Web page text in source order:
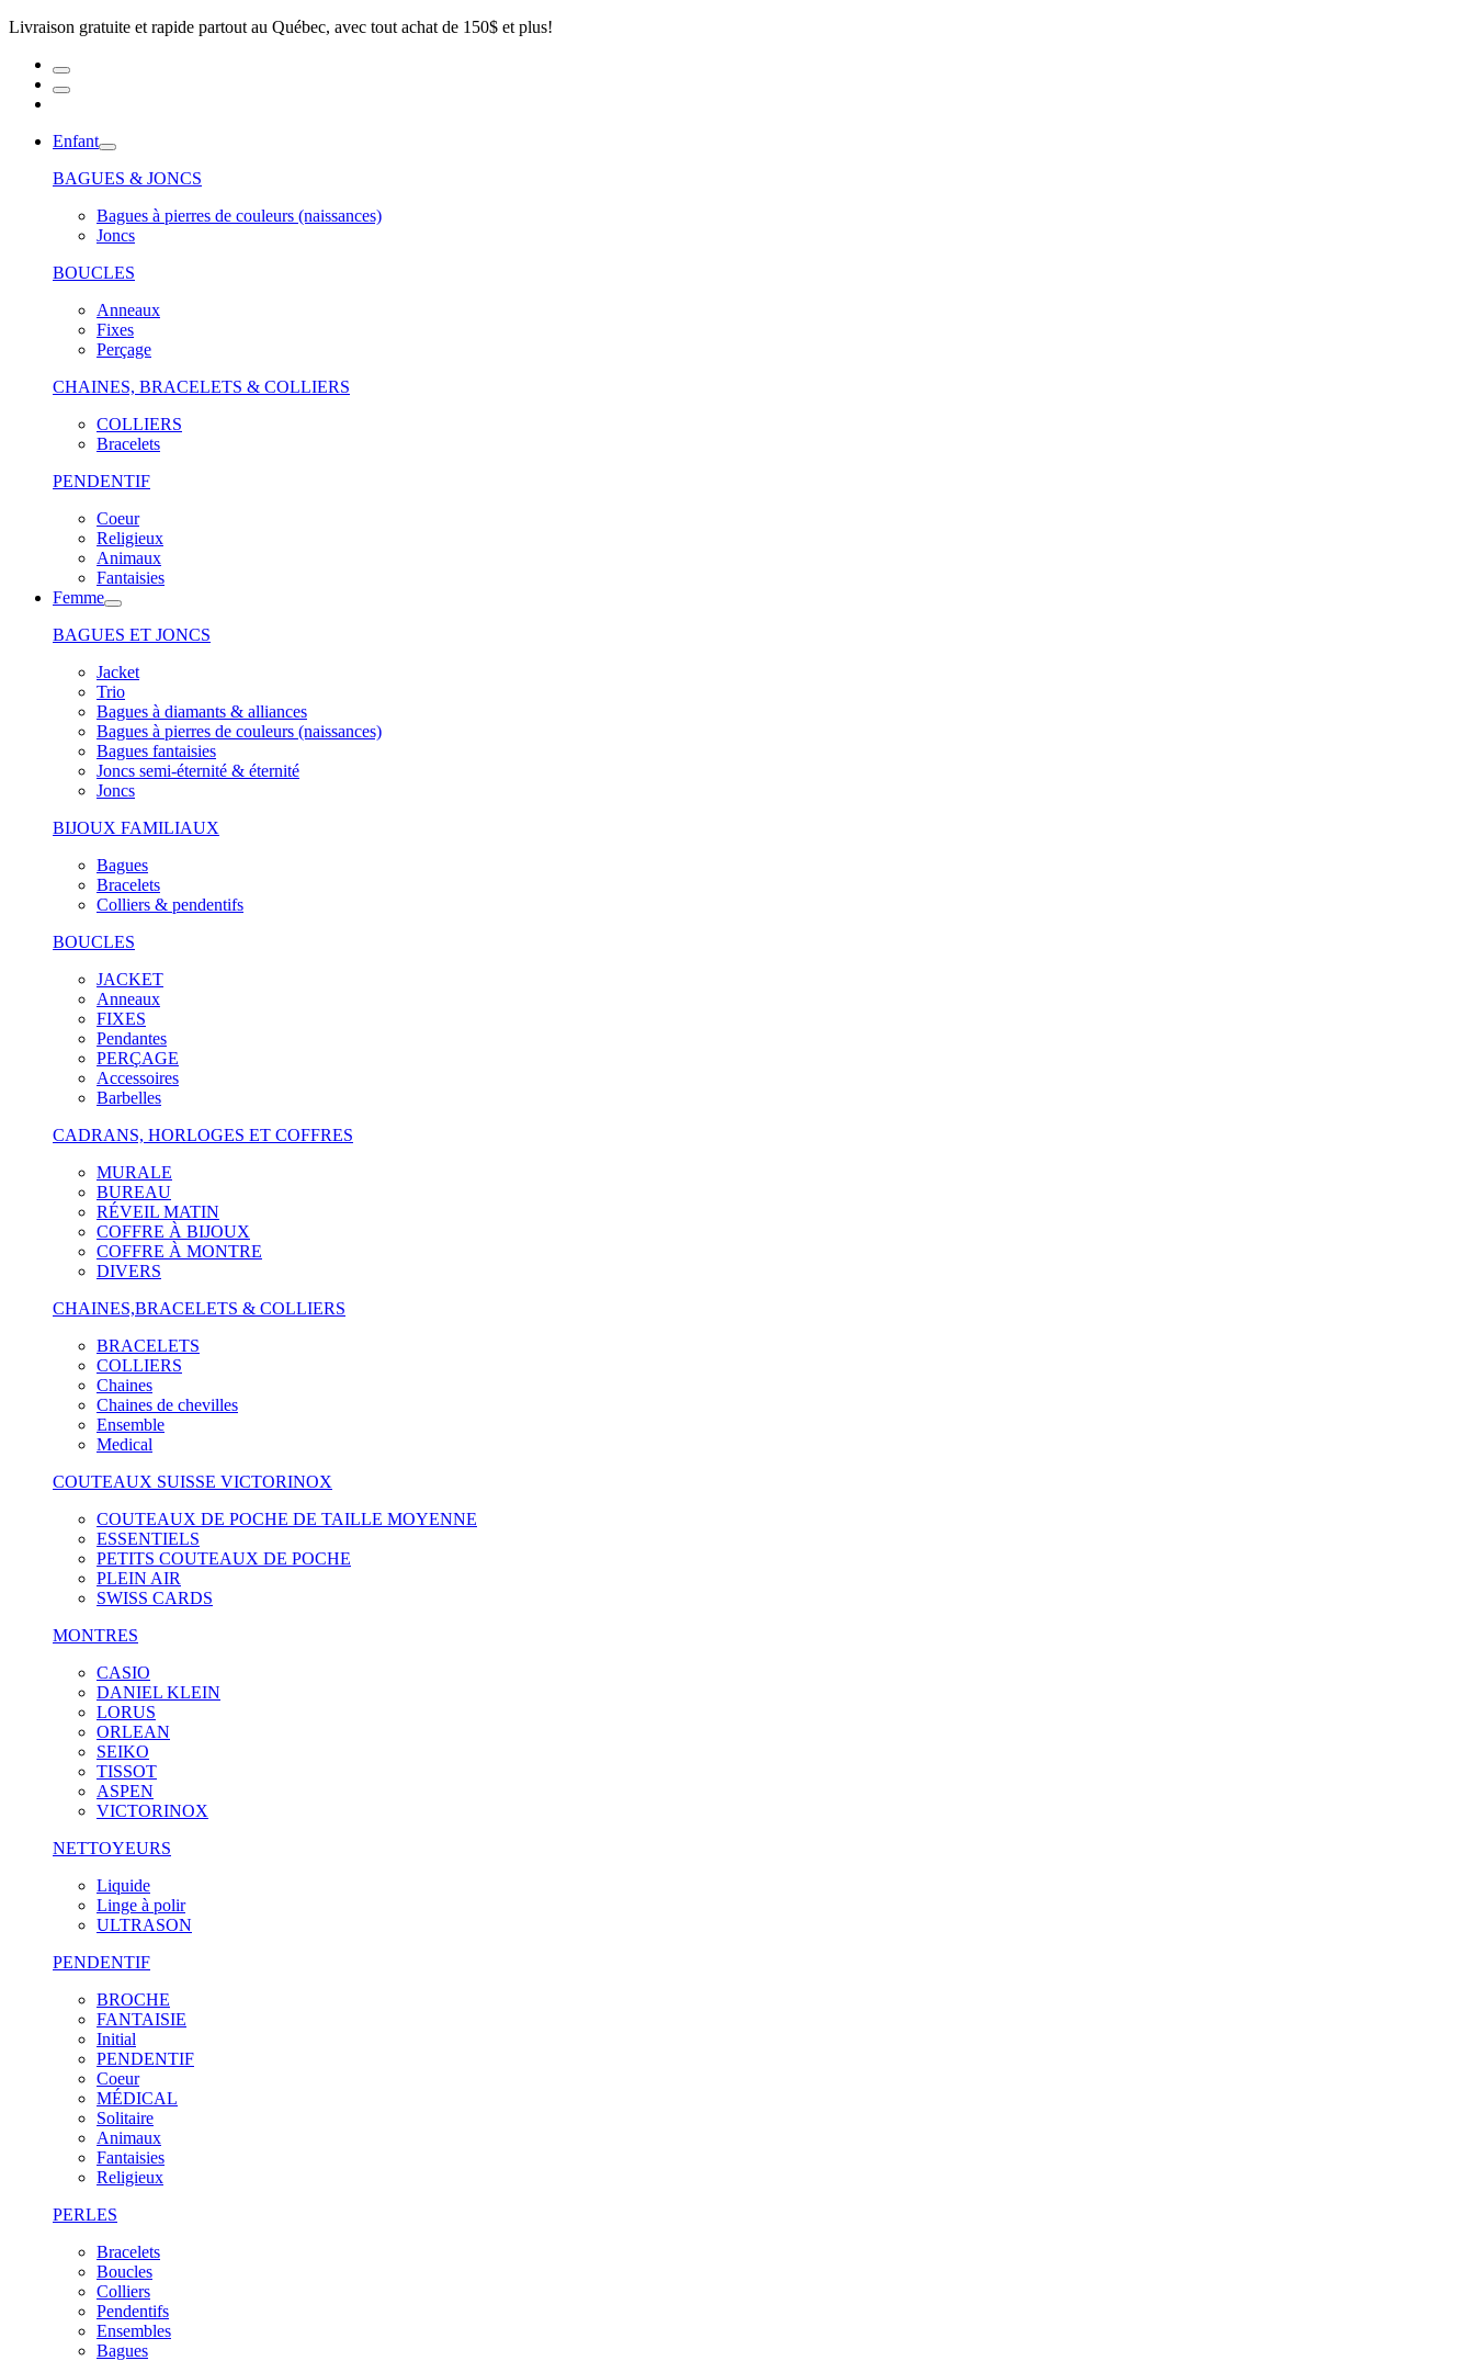
Livraison gratuite et rapide partout au Québec, avec tout achat de 150$ et plus!
Enfant
BAGUES & JONCS
Bagues à pierres de couleurs (naissances)
Joncs
BOUCLES
Anneaux
Fixes
Perçage
CHAINES, BRACELETS & COLLIERS
COLLIERS
Bracelets
PENDENTIF
Coeur
Religieux
Animaux
Fantaisies
Femme
BAGUES ET JONCS
Jacket
Trio
Bagues à diamants & alliances
Bagues à pierres de couleurs (naissances)
Bagues fantaisies
Joncs semi-éternité & éternité
Joncs
BIJOUX FAMILIAUX
Bagues
Bracelets
Colliers & pendentifs
BOUCLES
JACKET
Anneaux
FIXES
Pendantes
PERÇAGE
Accessoires
Barbelles
CADRANS, HORLOGES ET COFFRES
MURALE
BUREAU
RÉVEIL MATIN
COFFRE À BIJOUX
COFFRE À MONTRE
DIVERS
CHAINES,BRACELETS & COLLIERS
BRACELETS
COLLIERS
Chaines
Chaines de chevilles
Ensemble
Medical
COUTEAUX SUISSE VICTORINOX
COUTEAUX DE POCHE DE TAILLE MOYENNE
ESSENTIELS
PETITS COUTEAUX DE POCHE
PLEIN AIR
SWISS CARDS
MONTRES
CASIO
DANIEL KLEIN
LORUS
ORLEAN
SEIKO
TISSOT
ASPEN
VICTORINOX
NETTOYEURS
Liquide
Linge à polir
ULTRASON
PENDENTIF
BROCHE
FANTAISIE
Initial
PENDENTIF
Coeur
MÉDICAL
Solitaire
Animaux
Fantaisies
Religieux
PERLES
Bracelets
Boucles
Colliers
Pendentifs
Ensembles
Bagues